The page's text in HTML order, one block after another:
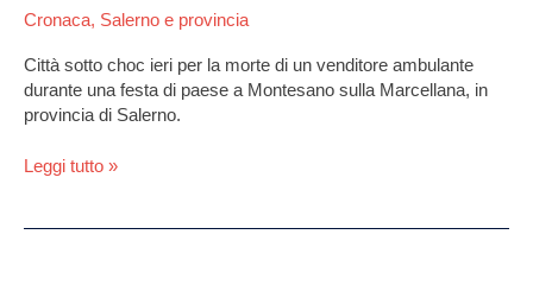
Cronaca, Salerno e provincia
Città sotto choc ieri per la morte di un venditore ambulante
durante una festa di paese a Montesano sulla Marcellana, in
provincia di Salerno.
Leggi tutto »